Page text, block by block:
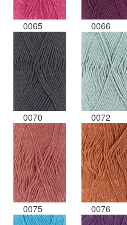
0065 0066
0070 0072
0075 0076